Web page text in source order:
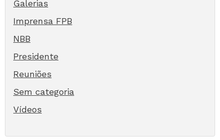
Galerias
Imprensa FPB
NBB
Presidente
Reuniões
Sem categoria
Vídeos